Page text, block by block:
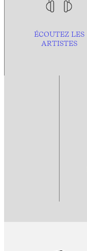
ÉCOUTEZ LES
ARTISTES